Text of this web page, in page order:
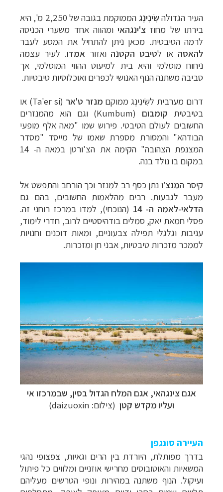
העיר הגדולה שִׂינִינְג הממוקמת בגובהשל ,250 מ', היא
בירתו של מחוז צ'ינגהאי ומהווה אחד משערי הכניסה
לרמה הטיבטית. מכאן ניתן להתחיל את המסע לעבר
להאסה או לטיבט הקטנה ואזור אמדו. לעיר עצמה
ניחוח מוסלמי והיא בית למיעוט ההווי המוסלמי, אך
סביבה משתנההנוףהאנושי לכפרים ואוכלוסיות טיבטיות.
דרום מערבית לשִׂינִינְג ממוקם מנזר ט'אר (T
a'er si
) או
בטיבטית קומבום (Kumbum) וגם הוא מהמנזרים
החשובים לעולם הטיבטי.פירוש שמו "מאה אלף מופעי
הבודהא"והמסורת מספרת שאמו של מייסד "מסדר
המצנפת הצהובה" הקימה את הצ'ורטן במאה ה- 14
במקום בו נולד בנה.
קיסר המנצ'ו נתן כסף רב למנזר וכך הורחב והתפשט אל
מעבר לגבעות. רבים מהלאמות החשובים, בהם גם
הדלאי-לאמה ה- (הנוכחי), למדו במרכז רוחני זה.
פסלי חמאת יאק, סמלים בודהיסטיים לרוב, חדרי לימוד,
עניבות וגלגלי תפילה צבעוניים, ומאות דוכנים וחנויות
לממכר מזכרות טיבטיות, אבני חן ומזכרות.
אגם צינגהאי, אגם המלח הגדול בסין, שבמרכזו אי
ועליו מקדש קטן (צילום: daizuoxin)
העיירה סונגפן
בדרך מפותלת, היורדת בין הרים וגאיות, צפצופי נהגי
המשאיות והאוטובוסים מחרישי אוזניים ומלווים כל פיתול
ועיקול. הנוף משתנה במהירות ונופי הטרשים מעליהם